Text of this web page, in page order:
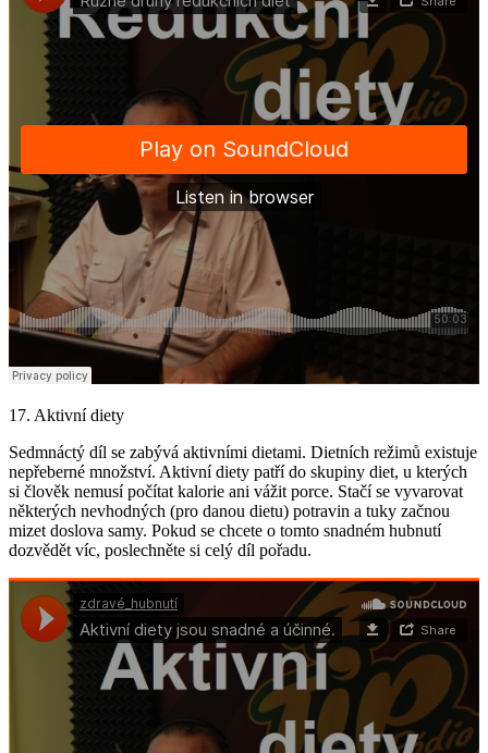
17. Aktivní diety
Sedmnáctý díl se zabývá aktivními dietami. Dietních režimů existuje
nepřeberné množství. Aktivní diety patří do skupiny diet, u kterých
si člověk nemusí počítat kalorie ani vážit porce. Stačí se vyvarovat
některých nevhodných (pro danou dietu) potravin a tuky začnou
mizet doslova samy. Pokud se chcete o tomto snadném hubnutí
dozvědět víc, poslechněte si celý díl pořadu.